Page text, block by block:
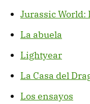
Jurassic
La abuela
Lightyear
La Casa del
Los ensayos